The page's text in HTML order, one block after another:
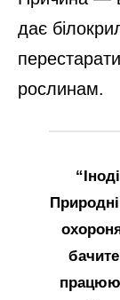
дає
рослинам.